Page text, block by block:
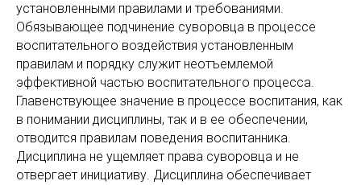
установленными правилами и требованиями.
Обязывающее подчинение суворовца в процессе
воспитательного воздействия установленным
правилам и порядку служит неотъемлемой
эффективной частью воспитательного процесса.
Главенствующее значение в процессе воспитания, как
в понимании дисциплины, так и в ее обеспечении,
отводится правилам поведения воспитанника.
Дисциплина не ущемляет права суворовца и не
отвергает инициативу. Дисциплина обеспечивает